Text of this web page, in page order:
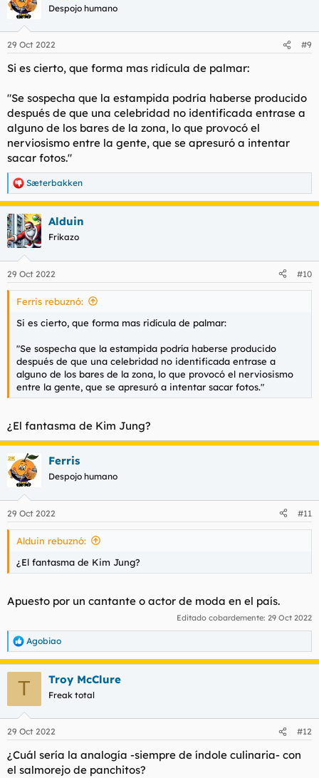
Despojo humano
29 Oct 2022 #9
Si es cierto, que forma mas ridícula de palmar:
"Se sospecha que la estampida podría haberse producido
después de que una celebridad no identificada entrase a
alguno de los bares de la zona, lo que provocó el
nerviosismo entre la gente, que se apresuró a intentar
sacar fotos."
R
e
c
c
i
e
s
Sæterbakken
Alduin
Frikazo
29 Oct 2022 #10
Ferris rebuznó:
Si es cierto, que forma mas ridícula de palmar:
"Se sospecha que la estampida podría haberse producido
después de que una celebridad no identificada entrase a
alguno de los bares de la zona, lo que provocó el nerviosismo
entre la gente, que se apresuró a intentar sacar fotos."
¿El fantasma de Kim Jung?
Ferris
Despojo humano
29 Oct 2022 #11
Alduin rebuznó:
¿El fantasma de Kim Jung?
Apuesto por un cantante o actor de moda en el país.
Editado cobardemente: 29 Oct 2022
R
e
a
e
:
Agobiao
T Troy McClure
Freak total
29 Oct 2022 #12
¿Cuál sería la analogía -siempre de índole culinaria- con
el salmorejo de panchitos?